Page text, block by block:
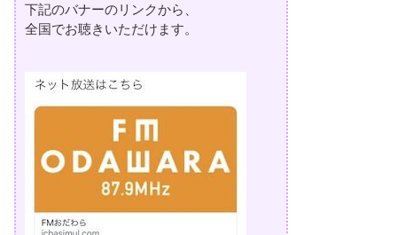
下記のバナーのリンクから、
全国でお聴きいただけます。